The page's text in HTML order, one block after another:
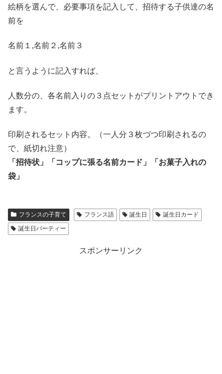
絵柄を選んで、必要事項を記入して、招待する子供達の名
前を
名前１,名前２,名前３
と言うように記入すれば、
人数分の、各名前入りの３点セットがプリントアウトでき
ます。
印刷されるセット内容。（一人分３枚づつ印刷されるの
で、紙切れ注意）
「招待状」「コップに張る名前カード」「お菓子入れの
袋」
フランスの子育て フランス語 誕生日
誕生日カード
誕生日パーティー
スポンサーリンク